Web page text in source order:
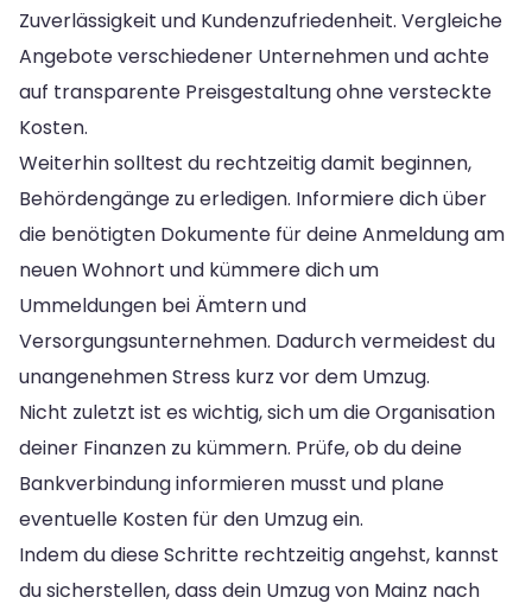
Zuverlässigkeit und Kundenzufriedenheit. Vergleiche
Angebote verschiedener Unternehmen und achte
auf transparente Preisgestaltung ohne versteckte
Kosten.
Weiterhin solltest du rechtzeitig damit beginnen,
Behördengänge zu erledigen. Informiere dich über
die benötigten Dokumente für deine Anmeldung am
neuen Wohnort und kümmere dich um
Ummeldungen bei Ämtern und
Versorgungsunternehmen. Dadurch vermeidest du
unangenehmen Stress kurz vor dem Umzug.
Nicht zuletzt ist es wichtig, sich um die Organisation
deiner Finanzen zu kümmern. Prüfe, ob du deine
Bankverbindung informieren musst und plane
eventuelle Kosten für den Umzug ein.
Indem du diese Schritte rechtzeitig angehst, kannst
du sicherstellen, dass dein Umzug von Mainz nach